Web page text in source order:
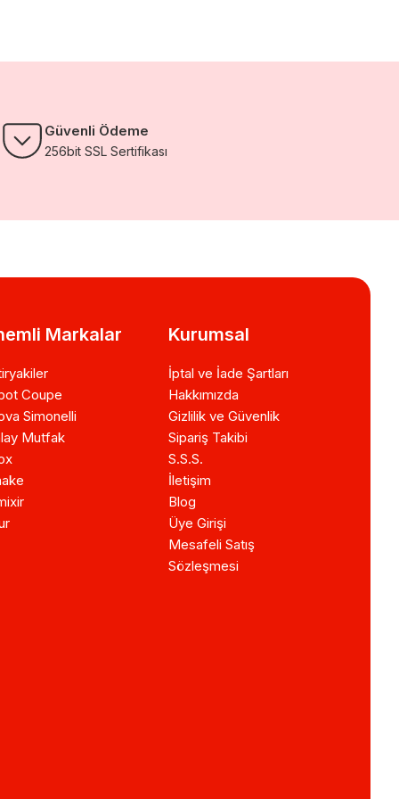
Güvenli Ödeme
256bit SSL Sertifikası
Markalar
Coupe
Simonelli
Mutfak
Kurumsal
İptal ve İade Şartları
Hakkımızda
Gizlilik ve Güvenlik
Sipariş Takibi
S.S.S.
İletişim
Blog
Üye Girişi
Mesafeli Satış
Sözleşmesi